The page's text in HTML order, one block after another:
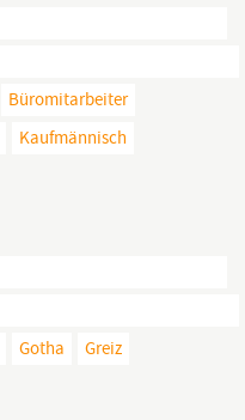
Büromitarbeiter
Kaufmännisch
Gotha
Greiz